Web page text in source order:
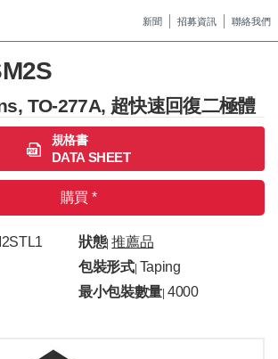
新聞 招募資訊 聯絡我們
TO-277A, 超快速回復二極體
規格書
DATA SHEET
購買 *
狀態|推薦品
包裝形式| Taping
最小包裝數量 |4000